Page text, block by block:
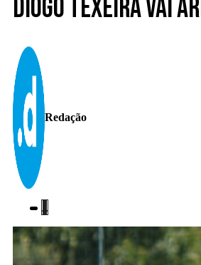
Diogo Texeira vai
Redação